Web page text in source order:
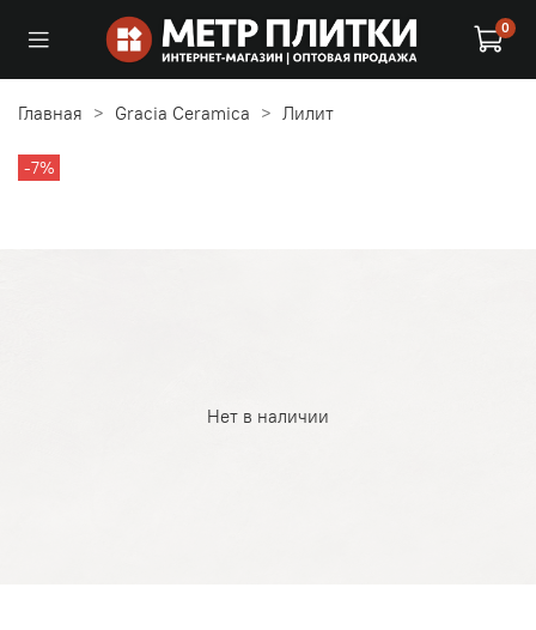
0
Главная Gracia Ceramica Лилит
Нет в наличии
-7%